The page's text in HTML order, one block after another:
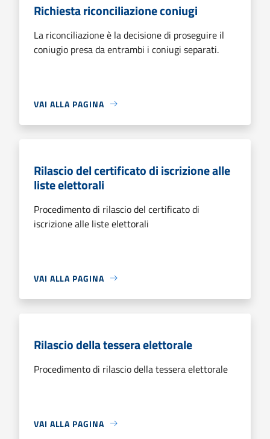
Richiesta riconciliazione coniugi
La riconciliazione è la decisione di proseguire il
coniugio presa da entrambi i coniugi separati.
VAI ALLA PAGINA
Rilascio del certificato di iscrizione alle
liste elettorali
Procedimento di rilascio del certificato di
iscrizione alle liste elettorali
VAI ALLA PAGINA
Rilascio della tessera elettorale
Procedimento di rilascio della tessera elettorale
VAI ALLA PAGINA